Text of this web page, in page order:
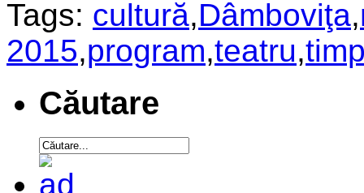
Tags: cultură,Dâmboviţa,
2015,program,teatru,
Căutare